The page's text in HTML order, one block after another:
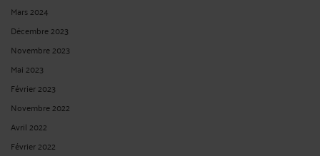
Mars 2024
Décembre 2023
Novembre 2023
Mai 2023
Février 2023
Novembre 2022
Avril 2022
Février 2022